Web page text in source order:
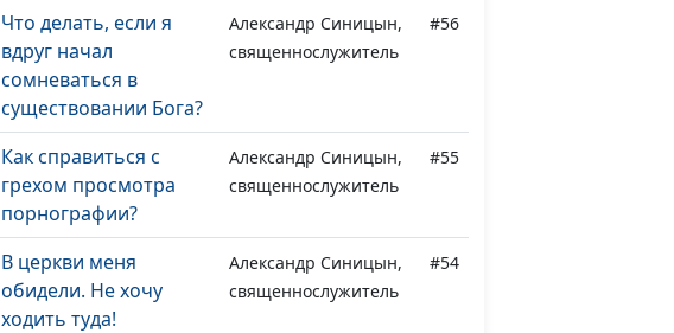
Что делать, если я
вдруг начал
сомневаться в
существовании Бога?
Александр Синицын,
священнослужитель
#56
Как справиться с
грехом просмотра
порнографии?
Александр Синицын,
священнослужитель
#55
В церкви меня
обидели. Не хочу
ходить туда!
Александр Синицын,
священнослужитель
#54